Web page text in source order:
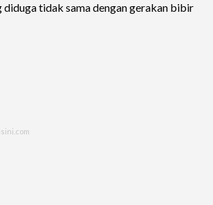
diduga tidak sama dengan gerakan bibir